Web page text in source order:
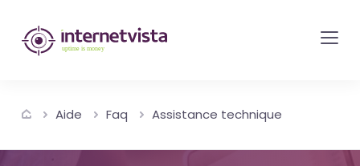
internetvista
monitoring
surveillance
de
site
Aide Faq Assistance technique